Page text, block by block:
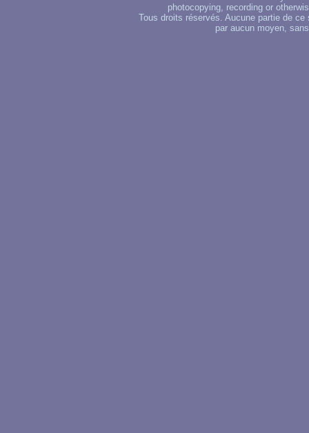
photocopying, recording or
Tous droits réservés. Aucune partie de
par aucun moyen,